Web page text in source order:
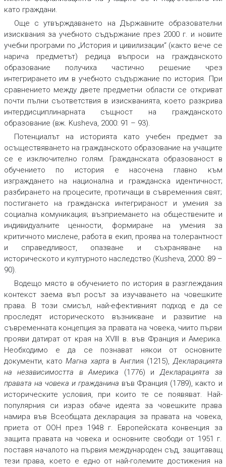
като граждани.
Още с утвърждаването на Държавните образователни
изисквания за учебното съдържание през 2000 г. и новите
учебни програми по „История и цивилизации“ (както вече се
нарича предметът) редица въпроси на гражданското
образование получиха частично решение чрез
интегрирането им в учебното съдържание по история. При
сравнението между двете предметни области се откриват
почти пълни съответствия в изискванията, което разкрива
интердисциплинарната същност на гражданското
образование (вж. Kusheva, 2000: 91 – 93).
Потенциалът на историята като учебен предмет за
осъществяването на гражданското образование на учащите
се е изключително голям. Гражданската образованост в
обучението по история е насочена главно към
изграждането на национална и гражданска идентичност;
разбирането на процесите, протичащи в съвременния свят;
постигането на гражданска интегрираност и умения за
социална комуникация; възприемането на обществените и
индивидуалните ценности, формиране на умения за
критичното мислене, работа в екип, проява на толерантност
и справедливост, опазване и съхраняване на
историческото и културното наследство (Kusheva, 2000: 89 –
90).
Водещо място в обучението по история в разглеждания
контекст заема въп росът за изучаването на човешките
права. В този смисъл, най-ефективният подход е да се
проследят историческото възникване и развитие на
съвременната концепция за правата на човека, чиито първи
прояви датират от края на ХVІІІ в. във Франция и Америка.
Необходимо е да се познават някои от основните
документи, катоМагна харта в Англия (1215), Декларацията
на независимостта в Америка (1776) и Декларацията за
правата на човека и гражданина във Франция (1789), както и
историческите условия, при които те се появяват. Най-
популярния си израз обаче идеята за човешките права
намира във Всеобщата декларация за правата на човека,
приета от ООН през 1948 г. Европейската конвенция за
защита правата на човека и основните свободи от 1951 г.
поставя началото на първия международен съд, защитаващ
тези права, което е едно от най-големите достижения на